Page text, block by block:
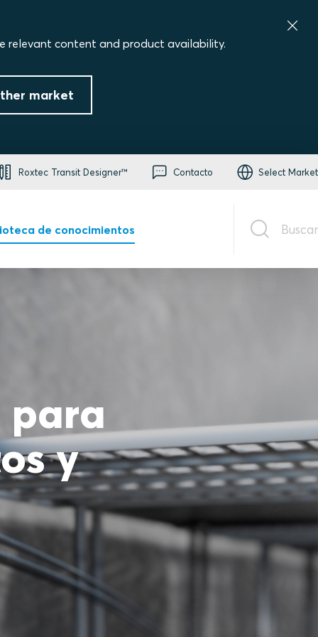
relevant content and product availability.
market
Roxtec Transit Designer™ Contacto Select Market
de conocimientos Buscar
para
y